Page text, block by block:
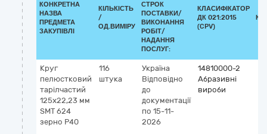
КОНКРЕТНА
НАЗВА
ПРЕДМЕТА
ЗАКУПІВЛІ
КІЛЬКІСТЬ
/
ОД.ВИМІРУ
СТРОК
ПОСТАВКИ/
ВИКОНАННЯ
РОБІТ/
НАДАННЯ
ПОСЛУГ:
КЛАСИФІКАТОР
ДК 021:2015
(CPV)
Круг
пелюстковий
тарілчастий
125х22,23 мм
SMT 624
зерно Р40
116
штука
Україна
Відповідно
до
документації
по 15-11-
2026
14810000-2
Абразивні
вироби